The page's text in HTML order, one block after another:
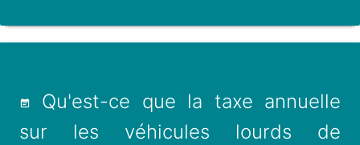
Qu'est-ce que la taxe annuelle
sur les véhicules lourds de